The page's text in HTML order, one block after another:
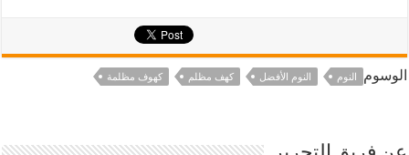
الوسوم النوم النوم الأفضل كهف مظلم كهوف مظلمة